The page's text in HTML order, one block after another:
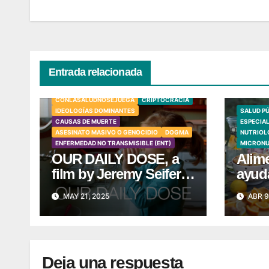
entradas
Entrada relacionada
CONLASALUDNOSEJUEGA
CRIPTOCRACIA
IDEOLOGÍAS DOMINANTES
CAUSAS DE MUERTE
ASESINATO MASIVO O GENOCIDIO
DOGMA
ENFERMEDAD NO TRANSMISIBLE (ENT)
OUR DAILY DOSE, a
film by Jeremy Seifert
– Trailer
MAY 21, 2025
SALUD
100
ABR
Deja una respuesta